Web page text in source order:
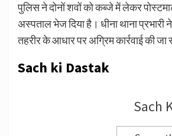
पुलिस ने दोनों शवों को कब्जे में लेकर
अस्पताल भेज दिया है। धीना थाना प्रभारी ने
तहरीर के आधार पर अग्रिम कार्रवाई की जा
Sach ki Dastak
Sach